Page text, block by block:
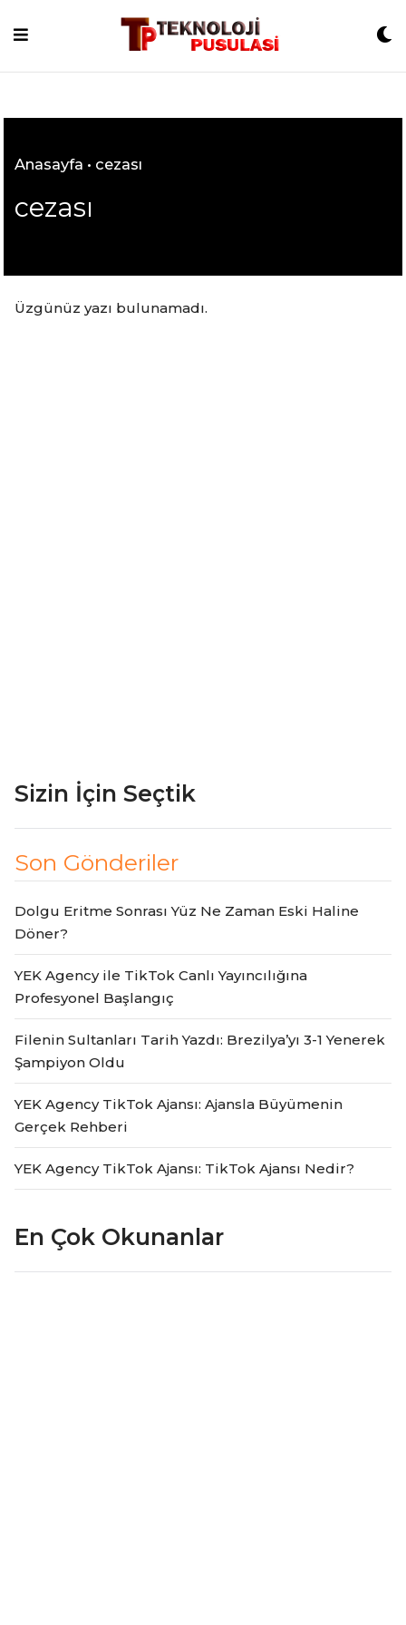
Anasayfa • cezası
cezası
Üzgünüz yazı bulunamadı.
Sizin İçin Seçtik
Son Gönderiler
Dolgu Eritme Sonrası Yüz Ne Zaman Eski Haline
Döner?
YEK Agency ile TikTok Canlı Yayıncılığına
Profesyonel Başlangıç
Filenin Sultanları Tarih Yazdı: Brezilya’yı 3-1 Yenerek
Şampiyon Oldu
YEK Agency TikTok Ajansı: Ajansla Büyümenin
Gerçek Rehberi
YEK Agency TikTok Ajansı: TikTok Ajansı Nedir?
En Çok Okunanlar